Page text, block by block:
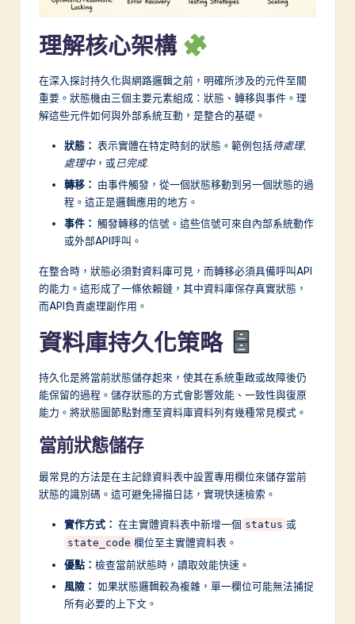
&
w
理解核心架構
在深入探討持久化與網路邏輯之前，明確所涉及的元件至關
重要。狀態機由三個主要元素組成：狀態、轉移與事件。理
解這些元件如何與外部系統互動，是整合的基礎。
狀態： 表示實體在特定時刻的狀態。範例包括待處理,
處理中，或已完成.
轉移： 由事件觸發，從一個狀態移動到另一個狀態的過
程。這正是邏輯應用的地方。
事件： 觸發轉移的信號。這些信號可來自內部系統動作
或外部API呼叫。
在整合時，狀態必須對資料庫可見，而轉移必須具備呼叫API
的能力。這形成了一條依賴鏈，其中資料庫保存真實狀態，
而API負責處理副作用。
資料庫持久化策略
持久化是將當前狀態儲存起來，使其在系統重啟或故障後仍
能保留的過程。儲存狀態的方式會影響效能、一致性與復原
能力。將狀態圖節點對應至資料庫資料列有幾種常見模式。
當前狀態儲存
最常見的方法是在主記錄資料表中設置專用欄位來儲存當前
狀態的識別碼。這可避免掃描日誌，實現快速檢索。
實作方式： 在主實體資料表中新增一個 status 或
state_code 欄位至主實體資料表。
優點： 檢查當前狀態時，讀取效能快速。
風險： 如果狀態邏輯較為複雜，單一欄位可能無法捕捉
所有必要的上下文。